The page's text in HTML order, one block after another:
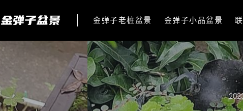
金弹子老桩盆景 金弹子小品盆景